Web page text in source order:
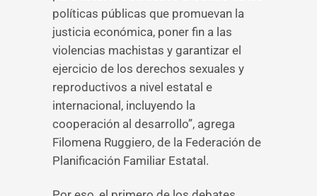
políticas públicas que promuevan la
justicia económica, poner fin a las
violencias machistas y garantizar el
ejercicio de los derechos sexuales y
reproductivos a nivel estatal e
internacional, incluyendo la
cooperación al desarrollo”, agrega
Filomena Ruggiero, de la Federación de
Planificación Familiar Estatal.